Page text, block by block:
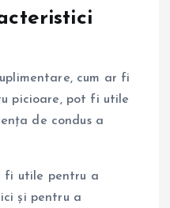
cum ar fi
picioare, pot fi utile
de condus a
fi utile pentru a
și pentru a